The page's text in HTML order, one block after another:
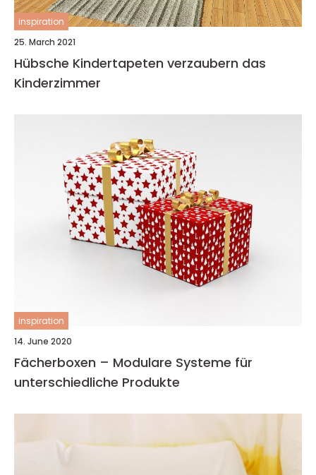
inspiration
25. March 2021
Hübsche Kindertapeten verzaubern das
Kinderzimmer
inspiration
14. June 2020
Fächerboxen – Modulare Systeme für
unterschiedliche Produkte